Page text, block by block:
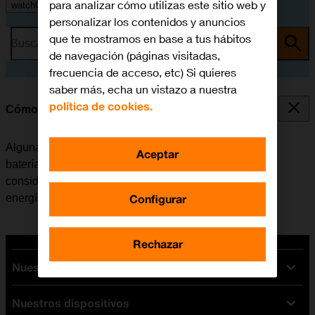
watchOS 11
Busca por problema o tema
Cómo ahorrar batería
Algunas funciones del Apple Watch consumen mucha
batería, reduciendo así la autonomía del dispositivo
considerablemente. Se puede reducir el consumo de
energía, activando el modo de ahorro de batería.
Nuestras tarifas
Tarifas Orange
Nuestros dispositivos
para analizar cómo utilizas este sitio web y
personalizar los contenidos y anuncios
que te mostramos en base a tus hábitos
de navegación (páginas visitadas,
frecuencia de acceso, etc) Si quieres
saber más, echa un vistazo a nuestra
política de cookies.
Configurar
Rechazar
Aceptar